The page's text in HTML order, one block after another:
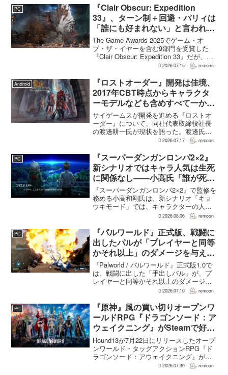
たうえで物語を任せるためだ。電ファミ
ニコゲーマーが...
PC
『Clair Obscur: Expedition
33』、ターン制＋回避・パリィは
「誰にも好まれない」と言われて
いた 開発陣は実際に遊んだ面白
さを優先
The Game Awards 2025でゲーム・オ
ブ・ザ・イヤーを含む9部門を受賞した
『Clair Obscur: Expedition 33』だが、タ
ーン制バトルに回避やパリィを組み合わ
い」と何度も言...
2026.07.15 remoon
Android
『ロストオーダー』開発は佳境、
2017年CBT時点からキャラクタ
ーモデルなども含めすべて一から
作り直し
サイゲームスが開発を進める『ロストオ
ーダー』について、同社代表取締役社長
の渡邊耕一氏が現状を語った。渡邊氏に
よれば、開発はいままさに佳境を迎えて
ーモデルなども含めて、すべて一から作
り直しているという...
2026.07.17 remoon
PC
『スーパーダンガンロンパ2×2』
新シナリオではキャラ人気は生死
に関係なし――小高氏「誰が死ん
でもヘイトメールは送らないで」
『スーパーダンガンロンパ2×2』で監修を
務める小高和剛氏は、新シナリオ「キョ
ウキモード」では、キャラクターの人気
にかかわらず退場させるとRPG Siteのイ
作と変わることで、これまで見られなか
った一面がよ...
2026.08.06 remoon
PC
『パルワールド』正式版、戦闘に
出したパルが「プレイヤーと同等
かそれ以上」のダメージを与えら
れるように
『Palworld / パルワールド』正式版1.0で
は、戦闘に出した「手出しパル」が、プ
レイヤーと同等かそれ以上のダメージを
敵に与えられるようになった。ほぼすべ
挙動、クールダウン時間、使いやすさが
見直され...
2026.07.10 remoon
PC
『原神』風の買い切りオープンワ
ールドRPG『ドラゴンソード：ア
ウェイクニング』がSteamで好発
進。価格3,480円、レビュー5,000
件超で約90％好評
Hound13が7月22日にリリースしたオープ
ンワールド・タッグアクションRPG『ド
ラゴンソード：アウェイクニング』が、
Steamで好調なスタートを切った。7月30
2026.07.30 remoon